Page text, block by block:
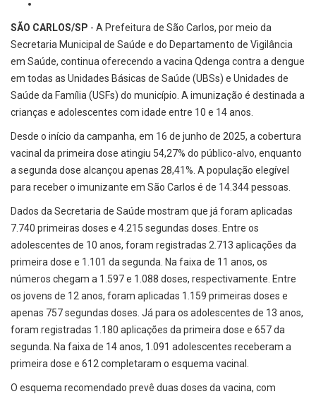
SÃO CARLOS/SP - A Prefeitura de São Carlos, por meio da
Secretaria Municipal de Saúde e do Departamento de Vigilância
em Saúde, continua oferecendo a vacina Qdenga contra a dengue
em todas as Unidades Básicas de Saúde (UBSs) e Unidades de
Saúde da Família (USFs) do município. A imunização é destinada a
crianças e adolescentes com idade entre 10 e 14 anos.
Desde o início da campanha, em 16 de junho de 2025, a cobertura
vacinal da primeira dose atingiu 54,27% do público-alvo, enquanto
a segunda dose alcançou apenas 28,41%. A população elegível
para receber o imunizante em São Carlos é de 14.344 pessoas.
Dados da Secretaria de Saúde mostram que já foram aplicadas
7.740 primeiras doses e 4.215 segundas doses. Entre os
adolescentes de 10 anos, foram registradas 2.713 aplicações da
primeira dose e 1.101 da segunda. Na faixa de 11 anos, os
números chegam a 1.597 e 1.088 doses, respectivamente. Entre
os jovens de 12 anos, foram aplicadas 1.159 primeiras doses e
apenas 757 segundas doses. Já para os adolescentes de 13 anos,
foram registradas 1.180 aplicações da primeira dose e 657 da
segunda. Na faixa de 14 anos, 1.091 adolescentes receberam a
primeira dose e 612 completaram o esquema vacinal.
O esquema recomendado prevê duas doses da vacina, com